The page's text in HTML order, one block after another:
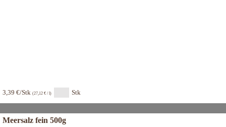
3,39 €/Stk (27,12 € / l) Stk
Meersalz fein 500g